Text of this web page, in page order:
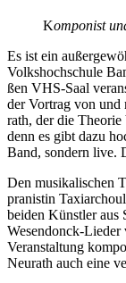
Kom­po­nist
Es ist ein
Volks­hoch­schu­le
ßen VHS-Saal
der Vor­trag von
r­a­th, der die
denn es gibt dazu
Band, son­dern live.
Den mu­si­ka­li­schen
pra­nis­tin
bei­den Künst­ler aus
We­sen­don­ck-Lie­der
Ver­an­stal­tung
Neu­r­a­th auch eine